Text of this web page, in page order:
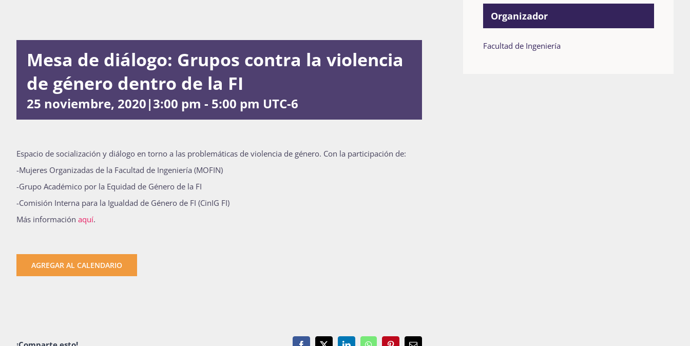
Mesa de diálogo: Grupos contra la violencia
de género dentro de la FI
25 noviembre, 2020|3:00 pm - 5:00 pm UTC-6
Espacio de socialización y diálogo en torno a las problemáticas de violencia de género. Con la participación de:
-Mujeres Organizadas de la Facultad de Ingeniería (MOFIN)
-Grupo Académico por la Equidad de Género de la FI
-Comisión Interna para la Igualdad de Género de FI (CinIG FI)
Más información aquí.
AGREGAR AL CALENDARIO
Organizador
Facultad de Ingeniería